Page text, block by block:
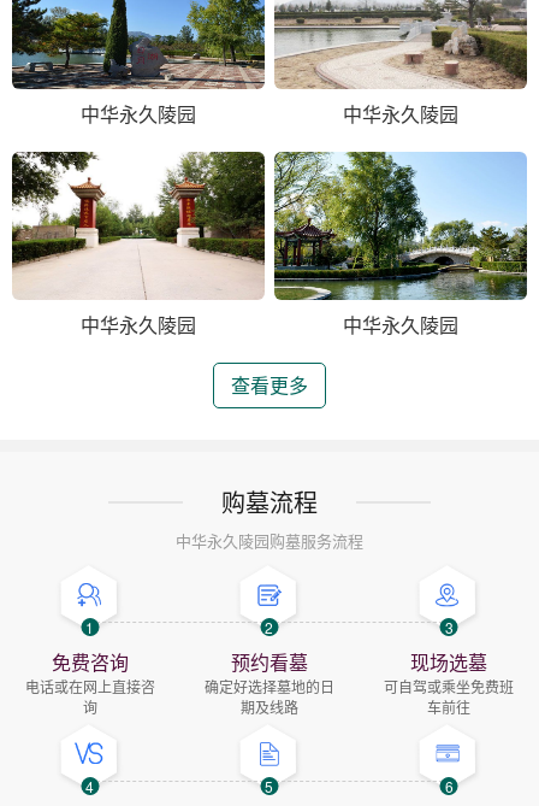
中华永久陵园 中华永久陵园
中华永久陵园 中华永久陵园
查看更多
购墓流程
中华永久陵园购墓服务流程
1
免费咨询
电话或在网上直接咨
询
2
预约看墓
确定好选择墓地的日
期及线路
3
现场选墓
可自驾或乘坐免费班
车前往
4 5 6